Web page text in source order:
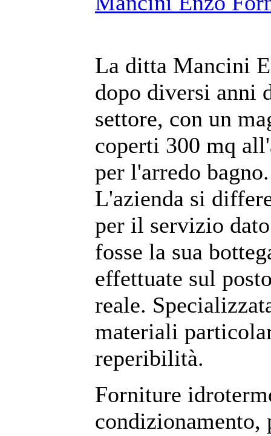
La ditta Mancini
dopo diversi anni
settore, con un
coperti 300 mq
per l'arredo bagno.
L'azienda si
per il servizio
fosse la sua
effettuate sul
reale.
materiali
reperibilità.
Forniture